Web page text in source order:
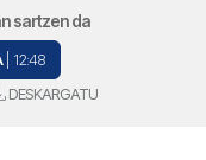
sartzen da
| 12:48
DESKARGATU